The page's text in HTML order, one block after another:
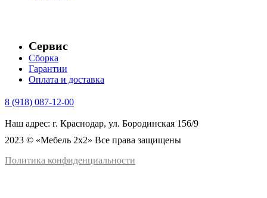
Сервис
Сборка
Гарантии
Оплата и доставка
8 (918) 087-12-00
Наш адрес: г. Краснодар, ул. Бородинская 156/9
2023 © «Мебель 2x2» Все права защищены
Политика конфиденциальности